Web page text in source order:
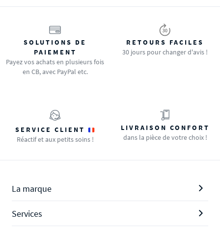
SOLUTIONS DE
PAIEMENT
Payez vos achats en plusieurs fois
en CB, avec PayPal etc.
RETOURS FACILES
30 jours pour changer d'avis !
SERVICE CLIENT
Réactif et aux petits soins !
LIVRAISON CONFORT
dans la pièce de votre choix !
La marque
Services